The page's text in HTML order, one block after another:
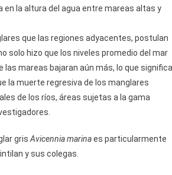
en la altura del agua entre mareas altas y
que las regiones adyacentes, postulan
solo hizo que los niveles promedio del mar
las mareas bajaran aún más, lo que significa
la muerte regresiva de los manglares
de los ríos, áreas sujetas a la gama
gris Avicennia marinaes particularmente
y sus colegas.